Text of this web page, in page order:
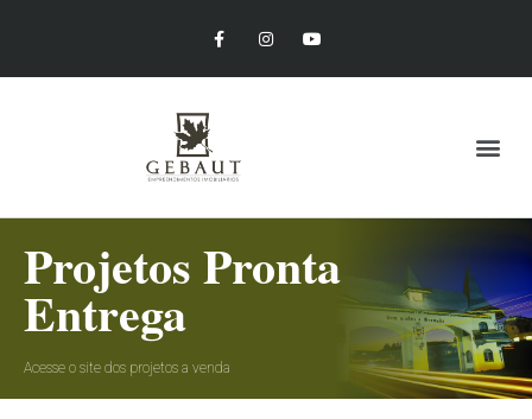
Projetos Pronta
Entrega
Acesse o site dos projetos a venda